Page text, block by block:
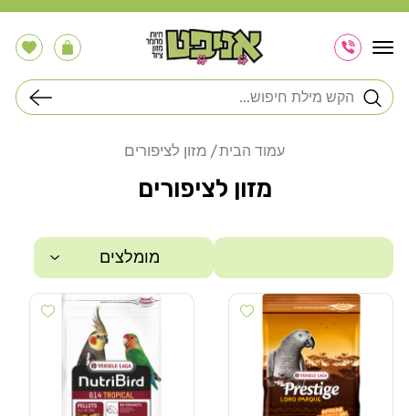
דלג
לתוכן
חיפוש
עֲגָלָההרשימה
שלי
עמוד הבית מזון לציפורים
מזון לציפורים
סינון
מומלצים
Add wishlist
wishlist